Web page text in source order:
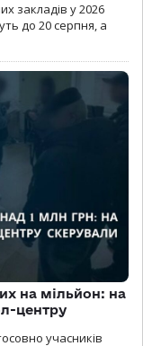
закладів у 2026
до 20 серпня, а
на мільйон: на
центру
учасників